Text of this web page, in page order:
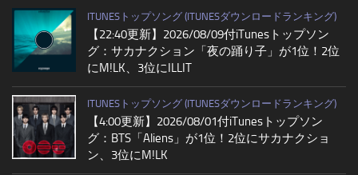
ITUNESトップソング (ITUNESダウンロードランキング)
【22:40更新】2026/08/09付iTunesトップソン
グ：サカナクション「夜の踊り子」が1位！2位
にM!LK、3位にILLIT
ITUNESトップソング (ITUNESダウンロードランキング)
【4:00更新】2026/08/01付iTunesトップソン
グ：BTS「Aliens」が1位！2位にサカナクショ
ン、3位にM!LK